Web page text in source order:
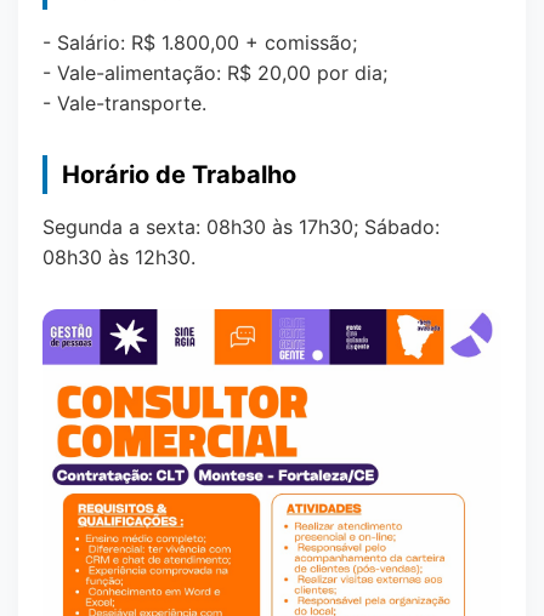
- Salário: R$ 1.800,00 + comissão;
- Vale-alimentação: R$ 20,00 por dia;
- Vale-transporte.
Horário de Trabalho
Segunda a sexta: 08h30 às 17h30; Sábado:
08h30 às 12h30.